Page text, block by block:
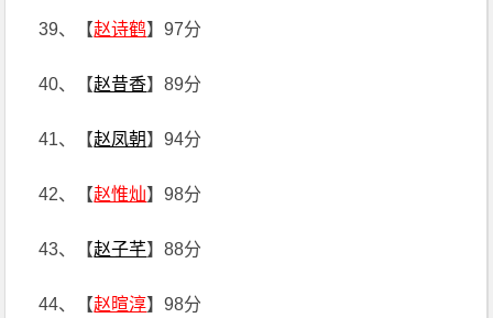
39、【赵诗鹤】97分
40、【赵昔香】89分
41、【赵凤朝】94分
42、【赵惟灿】98分
43、【赵子芊】88分
44、【赵暄淳】98分